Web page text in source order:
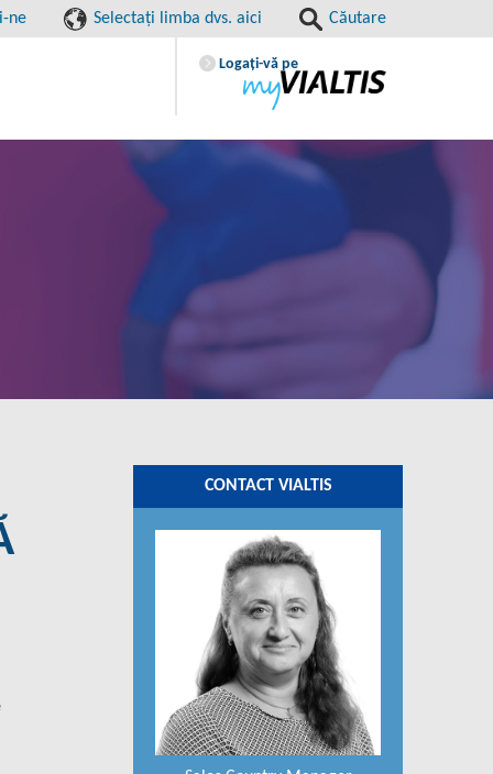
ne Selectaţi limba dvs. aici Căutare
Logaţi-vă pe
CONTACT VIALTIS